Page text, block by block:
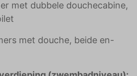
met dubbele douchecabine,
met douche, beide en-